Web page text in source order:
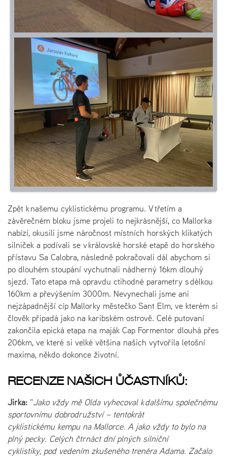
Zpět k našemu cyklistickému programu. V třetím a
závěrečném bloku jsme projeli to nejkrásnější, co Mallorka
nabízí, okusili jsme náročnost místních horských klikatých
silniček a podívali se v královské horské etapě do horského
přístavu Sa Calobra, následně pokračovali dál abychom si
po dlouhém stoupání vychutnali nádherný 16km dlouhý
sjezd. Tato etapa má opravdu ctihodné parametry s délkou
160km a převýšením 3000m. Nevynechali jsme ani
nejzápadnější cíp Mallorky městečko Sant Elm, ve kterém si
člověk připadá jako na karibském ostrově. Celé putovaní
zakončila epická etapa na maják Cap Formentor dlouhá přes
206km, ve které si velké většina našich vytvořila letošní
maxima, někdo dokonce životní.
RECENZE NAŠICH ŮČASTNÍKŮ:
Jirka: "Jako vždy mě Olda vyhecoval k dalšímu společnému
sportovnímu dobrodružství – tentokrát
cyklistickému kempu na Mallorce. A jako vždy to bylo na
plný pecky. Celých čtrnáct dní plných silniční
cyklistiky, pod vedením zkušeného trenéra Adama. Začalo